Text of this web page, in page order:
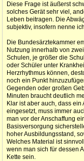
Diese Frage ist äußerst
solches Gerät sehr viel,
Leben beitragen. Die
subjektiv, insofern nenne
Die Bundesärztekammer
Nutzung innerhalb von
Schulen, je größer die
oder Schüler unter
Herzrhythmus können,
noch ein Punkt
Gegenden oder großen
Minuten braucht deutlich
Klar ist aber auch, dass
eingesetzt, muss immer
man vor der Anschaffung
Basisversorgung
hoher Ausbildungsstand,
Welches Material ist
wenn man sich für dessen
Kette sein.